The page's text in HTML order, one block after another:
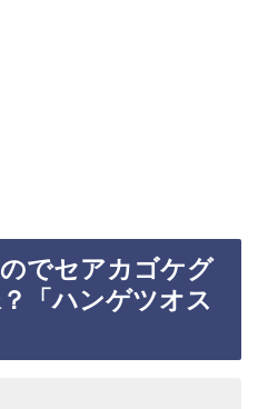
でセアカゴケグ
「ハンゲツオス